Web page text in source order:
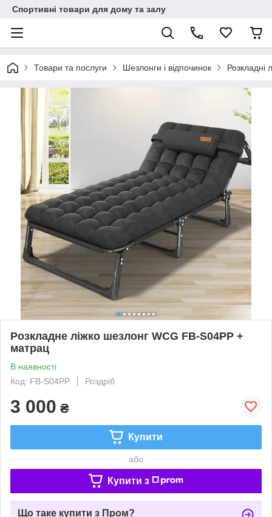
Спортивні товари для дому та залу
Товари та послуги Шезлонги і відпочинок Розкладні
Розкладне ліжко шезлонг WCG FB-S04PP +
матрац
В наявності
Код: FB-S04PP
Роздріб
3 000 ₴
Купити
або
Купити з
Що таке купити з Пром?